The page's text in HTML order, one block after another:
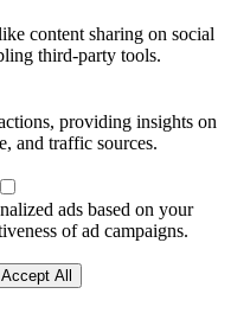
content sharing on social
third-party tools.
providing insights on
and traffic sources.
ads based on your
of ad campaigns.
Accept All